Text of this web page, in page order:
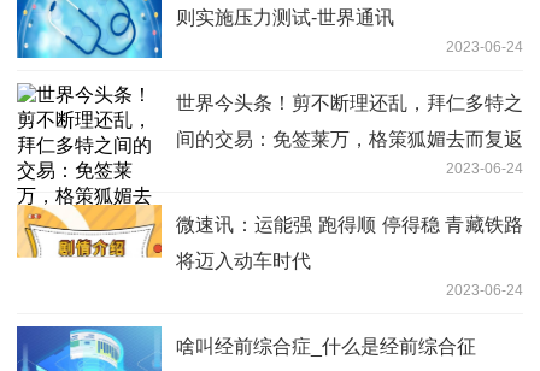
则实施压力测试-世界通讯
2023-06-24
世界今头条！剪不断理还乱，拜仁多特之
间的交易：免签莱万，格策狐媚去而复返
2023-06-24
微速讯：运能强 跑得顺 停得稳 青藏铁路
将迈入动车时代
2023-06-24
啥叫经前综合症_什么是经前综合征